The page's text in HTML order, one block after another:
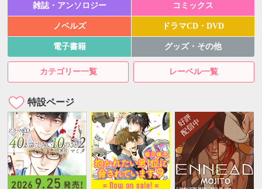
雑誌・アンソロジー コミックス
ノベルズ ドラマCD・DVD
電子書籍 グッズ・その他
カテゴリー一覧 レーベル一覧
特設ページ